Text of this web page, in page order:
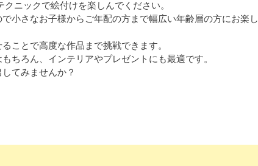
ニックで絵付けを楽しんでください。
小さなお子様からご年配の方まで幅広い年齢層の方にお楽し
ことで高度な作品まで挑戦できます。
ちろん、インテリアやプレゼントにも最適です。
てみませんか？